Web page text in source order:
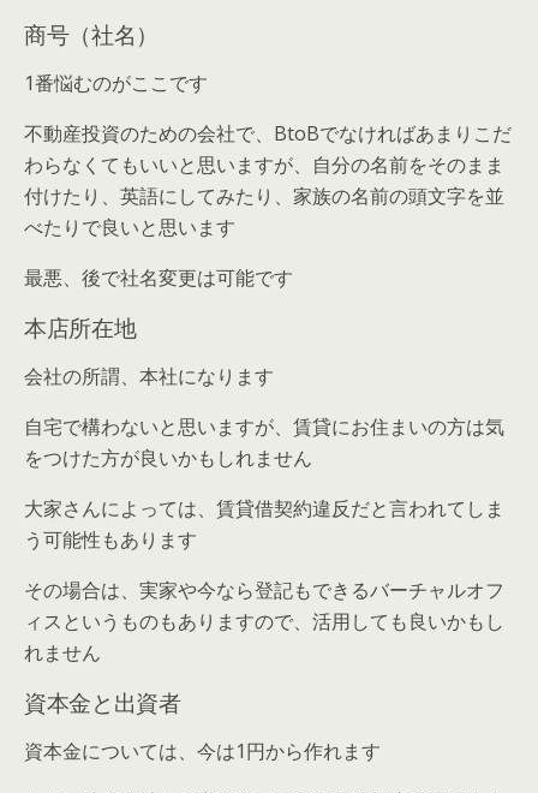
商号（社名）
1番悩むのがここです
不動産投資のための会社で、BtoBでなければあまりこだ
わらなくてもいいと思いますが、自分の名前をそのまま
付けたり、英語にしてみたり、家族の名前の頭文字を並
べたりで良いと思います
最悪、後で社名変更は可能です
本店所在地
会社の所謂、本社になります
自宅で構わないと思いますが、賃貸にお住まいの方は気
をつけた方が良いかもしれません
大家さんによっては、賃貸借契約違反だと言われてしま
う可能性もあります
その場合は、実家や今なら登記もできるバーチャルオフ
ィスというものもありますので、活用しても良いかもし
れません
資本金と出資者
資本金については、今は1円から作れます